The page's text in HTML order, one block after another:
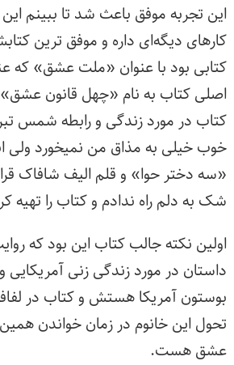
این تجربه موفق باعث شد تا ببینم
کارهای دیگه‌ای داره و موفق ترین
کتابی بود با عنوان «ملت عشق» که
اصلی کتاب به نام «چهل قانون
کتاب در مورد زندگی و رابطه شمس
خوب خیلی به مذاق من نمیخورد ولی
«سه دختر حوا» و قلم الیف شافاک
شک به دلم راه ندادم و کتاب را تهیه
اولین نکته جالب کتاب این بود که
داستان در مورد زندگی زنی
بوستون آمریکا هستش و کتاب در
تحول این خانوم در زمان خواندن
عشق هست.